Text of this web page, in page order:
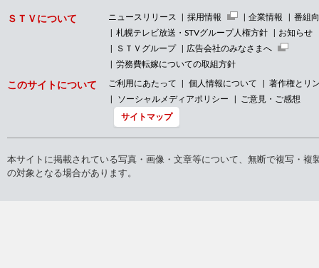
ＳＴＶについて ニュースリリース 採用情報 企業情報
番組
札幌テレビ放送・STVグループ人権方針
お知らせ
ＳＴＶグループ
広告会社のみなさまへ
労務費転嫁についての取組方針
このサイトについて ご利用にあたって 個人情報について
著作権とリ
ソーシャルメディアポリシー
ご意見・ご感想
サイトマップ
本サイトに掲載されている写真・画像・文章等について、無断で複写・
の対象となる場合があります。